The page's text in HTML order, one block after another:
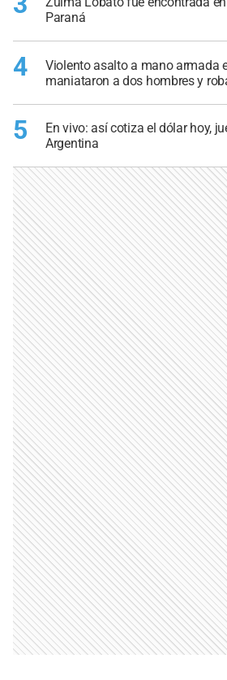
Paraná
4
Violento asalto a mano armada
maniataron a dos hombres y
5
En vivo: así cotiza el dólar hoy,
Argentina